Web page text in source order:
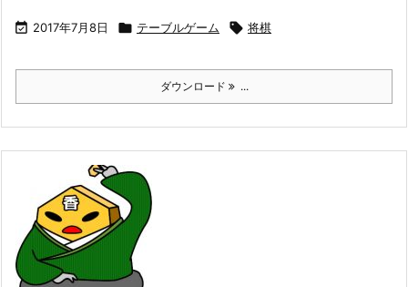
 2017年7月8日  テーブルゲーム  将棋
ダウンロード ...